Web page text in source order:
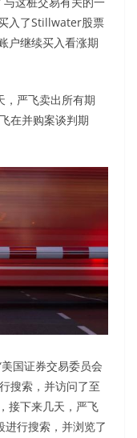
入了Stillwater股票
户继续买入看涨期
，严飞卖出所有期
在并购案谈判期
国证券交易委员会
搜索，并访问了至
接下来几天，严飞
进行搜索，并浏览了